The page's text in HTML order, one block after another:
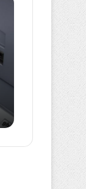
Kurlarındaki
19 Haziran 2026
Döviz
Neden